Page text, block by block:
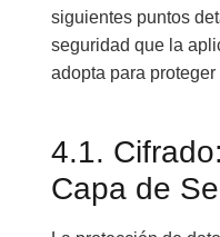
siguientes puntos
seguridad que la
adopta para
4.1.
Capa de